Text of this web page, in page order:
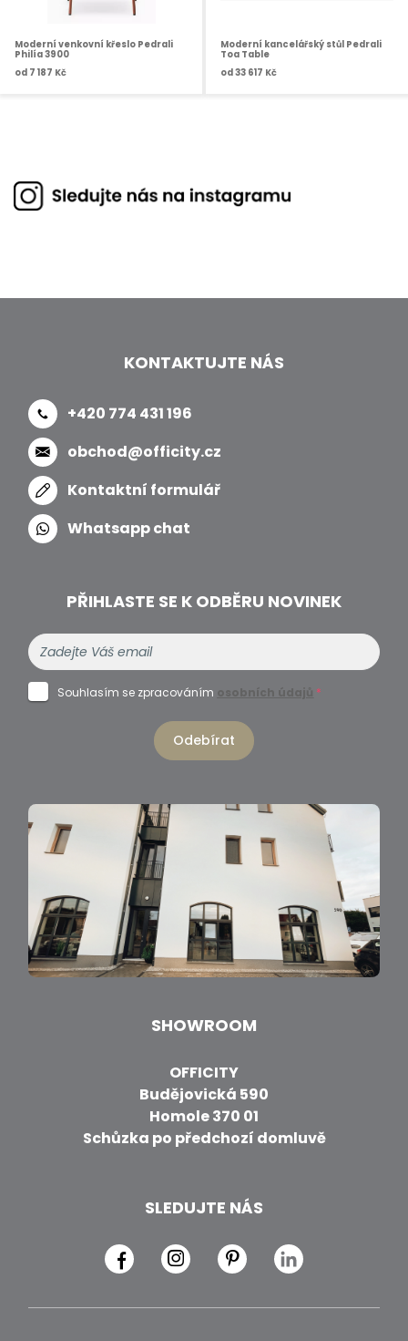
Moderní venkovní křeslo Pedrali
Philía 3900
od 7 187 Kč
Moderní kancelářský stůl Pedrali
Toa Table
od 33 617 Kč
KONTAKTUJTE NÁS
+420 774 431 196
obchod@officity.cz
Kontaktní formulář
Whatsapp chat
PŘIHLASTE SE K ODBĚRU NOVINEK
Souhlasím se zpracováním osobních údajů *
Odebírat
SHOWROOM
OFFICITY
Budějovická 590
Homole 370 01
Schůzka po předchozí domluvě
SLEDUJTE NÁS